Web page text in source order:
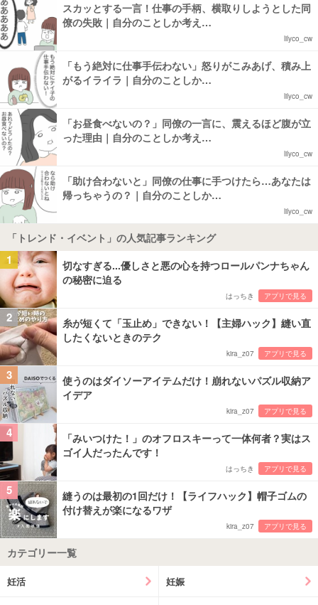
スカッとする一言！仕事の手柄、横取りしようとした同
僚の失敗｜自分のことしか考え…
lilyco_cw
「もう絶対に仕事手伝わない」怒りがこみあげ、積み上
がるイライラ｜自分のことしか…
lilyco_cw
「お昼食べないの？」同僚の一言に、震えるほど腹が立
った理由｜自分のことしか考え…
lilyco_cw
「助け合わないと」同僚の仕事に手つけたら…あなたは
帰っちゃうの？｜自分のことしか…
lilyco_cw
「トレンド・イベント」の人気記事ランキング
1
切なすぎる...優しさと悪の心を持つロールパンナちゃん
の秘密に迫る
はっちき アプリで見る
2
糸が短くて「玉止め」できない！【主婦ハック】縫い直
したくないときのテク
kira_z07 アプリで見る
3
使うのはダイソーアイテムだけ！崩れないパズル収納ア
イデア
kira_z07 アプリで見る
4
「みいつけた！」のオフロスキーって一体何者？実はス
ゴイ人だったんです！
はっちき アプリで見る
5
縫うのは最初の1回だけ！【ライフハック】帽子ゴムの
付け替えが楽になるワザ
kira_z07 アプリで見る
カテゴリー一覧
妊活 妊娠